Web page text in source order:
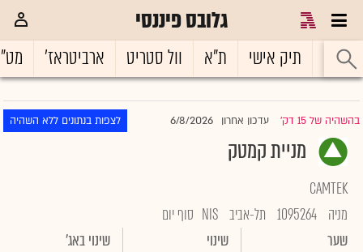
גלובס פיננסי
ראשי תיק אישי ת"א וול סטריט ארביטראז'
בהשהיה של 15 דק' |עדכון אחרון 6/8/2026 לצפות בנתונים ללא השהיה
מניית קמטק
CAMTEK
מניה 1095264 תל-אביב NIS סוף יום
שער
שינוי שינוי באג'